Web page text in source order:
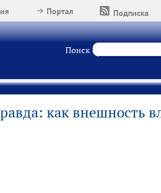
Подписка
Портал
Поиск
как внешность